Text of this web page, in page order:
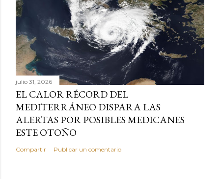
julio 31, 2026
EL CALOR RÉCORD DEL
MEDITERRÁNEO DISPARA LAS
ALERTAS POR POSIBLES MEDICANES
ESTE OTOÑO
Compartir Publicar un comentario